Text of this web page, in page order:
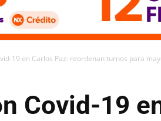
19 en Carlos Paz: reordenan turnos para
Covid-19